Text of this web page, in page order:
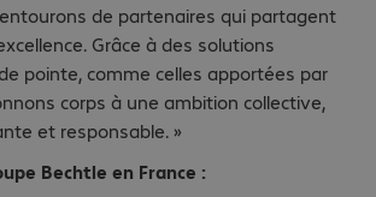
de partenaires qui partagent
Grâce à des solutions
pointe, comme celles apportées par
corps à une ambition collective,
et responsable. »
Bechtle en France :